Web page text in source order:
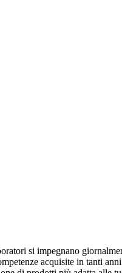
si impegnano
acquisite in tanti